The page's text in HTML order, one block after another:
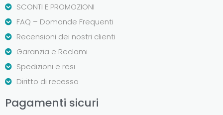
SCONTI E PROMOZIONI
FAQ – Domande Frequenti
Recensioni dei nostri clienti
Garanzia e Reclami
Spedizioni e resi
Diritto di recesso
Pagamenti sicuri